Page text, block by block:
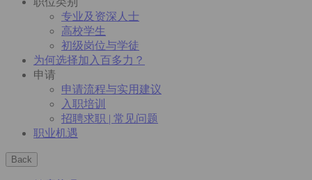
专业及资深人士
高校学生
初级岗位与学徒
为何选择加入百多力？
申请
申请流程与实用建议
入职培训
招聘求职 | 常见问题
职业机遇
Back